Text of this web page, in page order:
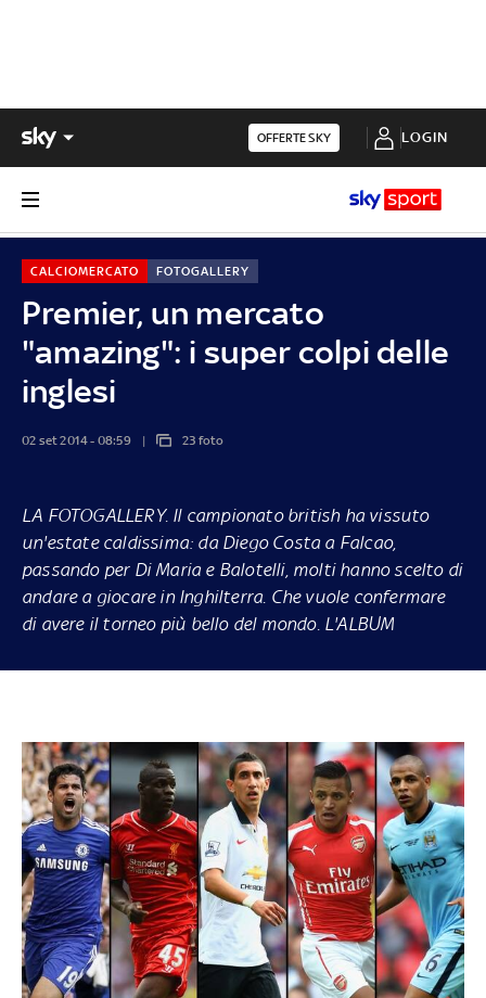
OFFERTE SKY LOGIN
Premier, un mercato
"amazing": i super colpi delle
inglesi
CALCIOMERCATO FOTOGALLERY
02 set 2014 - 08:59 23 foto
LA FOTOGALLERY. Il campionato british ha vissuto
un'estate caldissima: da Diego Costa a Falcao,
passando per Di Maria e Balotelli, molti hanno scelto di
andare a giocare in Inghilterra. Che vuole confermare
di avere il torneo più bello del mondo. L'ALBUM